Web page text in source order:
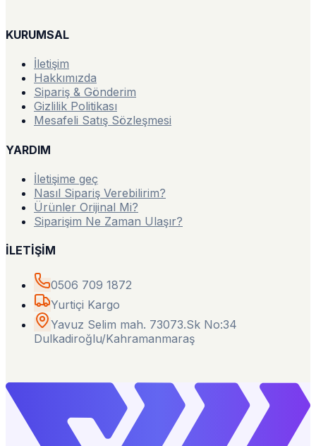
KURUMSAL
İletişim
Hakkımızda
Sipariş & Gönderim
Gizlilik Politikası
Mesafeli Satış Sözleşmesi
YARDIM
İletişime geç
Nasıl Sipariş Verebilirim?
Ürünler Orijinal Mi?
Siparişim Ne Zaman Ulaşır?
İLETİŞİM
0506 709 1872
Yurtiçi Kargo
Yavuz Selim mah. 73073.Sk No:34
Dulkadiroğlu/Kahramanmaraş